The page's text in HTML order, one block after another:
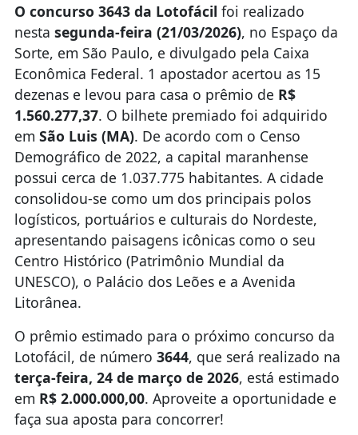
O concurso 3643 da Lotofácil foi realizado
nesta segunda-feira (21/03/2026), no Espaço da
Sorte, em São Paulo, e divulgado pela Caixa
Econômica Federal. 1 apostador acertou as 15
dezenas e levou para casa o prêmio de R$
1.560.277,37. O bilhete premiado foi adquirido
em São Luis (MA). De acordo com o Censo
Demográfico de 2022, a capital maranhense
possui cerca de 1.037.775 habitantes. A cidade
consolidou-se como um dos principais polos
logísticos, portuários e culturais do Nordeste,
apresentando paisagens icônicas como o seu
Centro Histórico (Patrimônio Mundial da
UNESCO), o Palácio dos Leões e a Avenida
Litorânea.
O prêmio estimado para o próximo concurso da
Lotofácil, de número 3644, que será realizado na
terça-feira, 24 de março de 2026, está estimado
em R$ 2.000.000,00. Aproveite a oportunidade e
faça sua aposta para concorrer!